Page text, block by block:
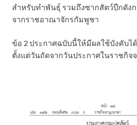
สำหรับทำพันธุ์ รวมถึงซากสัตว์ปีกดัง
จากราชอาณาจักรกัมพูชา
ข้อ 2 ประกาศฉบับนี้ให้มีผลใช้บังคับได้
ตั้งแต่วันถัดจากวันประกาศในราชกิจ